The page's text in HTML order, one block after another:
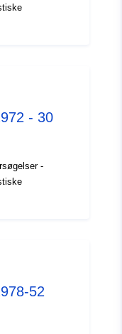
- 30
-
52